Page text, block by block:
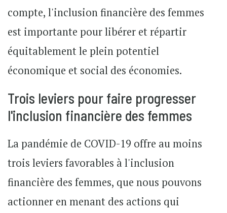
compte, l'inclusion financière des femmes
est importante pour libérer et répartir
équitablement le plein potentiel
économique et social des économies.
Trois leviers pour faire progresser
l'inclusion financière des femmes
La pandémie de COVID-19 offre au moins
trois leviers favorables à l'inclusion
financière des femmes, que nous pouvons
actionner en menant des actions qui